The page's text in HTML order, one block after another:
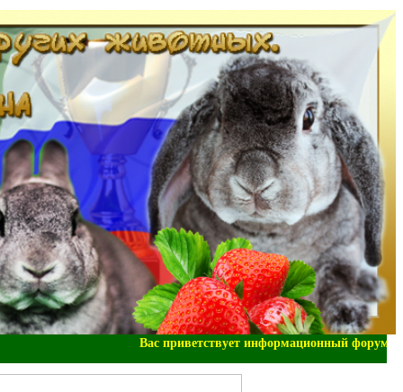
Вас приветствует информационный форум